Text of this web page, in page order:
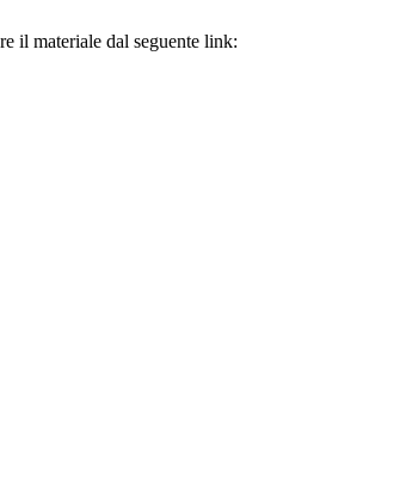
il materiale dal seguente link: